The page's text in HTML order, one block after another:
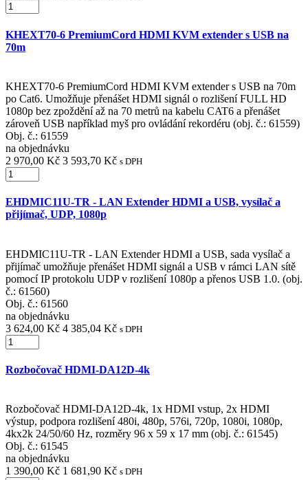
KHEXT70-6 PremiumCord HDMI KVM extender s USB na
70m
KHEXT70-6 PremiumCord HDMI KVM extender s USB na 70m
po Cat6. Umožňuje přenášet HDMI signál o rozlišení FULL HD
1080p bez zpoždění až na 70 metrů na kabelu CAT6 a přenášet
zároveň USB například myš pro ovládání rekordéru (obj. č.: 61559)
Obj. č.: 61559
na objednávku
2 970,00 Kč 3 593,70 Kč s DPH
EHDMIC11U-TR - LAN Extender HDMI a USB, vysílač a
přijímač, UDP, 1080p
EHDMIC11U-TR - LAN Extender HDMI a USB, sada vysílač a
přijímač umožňuje přenášet HDMI signál a USB v rámci LAN sítě
pomocí IP protokolu UDP v rozlišení 1080p a přenos USB 1.0. (obj.
č.: 61560)
Obj. č.: 61560
na objednávku
3 624,00 Kč 4 385,04 Kč s DPH
Rozbočovač HDMI-DA12D-4k
Rozbočovač HDMI-DA12D-4k, 1x HDMI vstup, 2x HDMI
výstup, podpora rozlišení 480i, 480p, 576i, 720p, 1080i, 1080p,
4kx2k 24/50/60 Hz, rozměry 96 x 59 x 17 mm (obj. č.: 61545)
Obj. č.: 61545
na objednávku
1 390,00 Kč 1 681,90 Kč s DPH